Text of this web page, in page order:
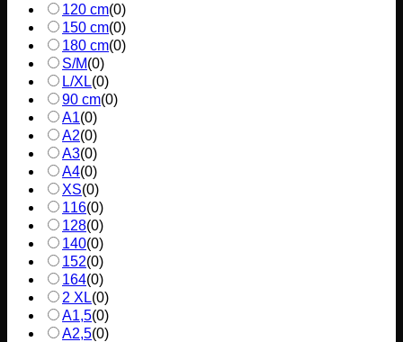
120 cm(0)
150 cm(0)
180 cm(0)
S/M(0)
L/XL(0)
90 cm(0)
A1(0)
A2(0)
A3(0)
A4(0)
XS(0)
116(0)
128(0)
140(0)
152(0)
164(0)
2 XL(0)
A1,5(0)
A2,5(0)